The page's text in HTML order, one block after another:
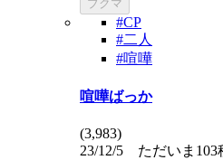
ブクマ
#CP
#二人
#喧嘩
喧嘩ばっか
(3,983)
23/12/5 ただいま